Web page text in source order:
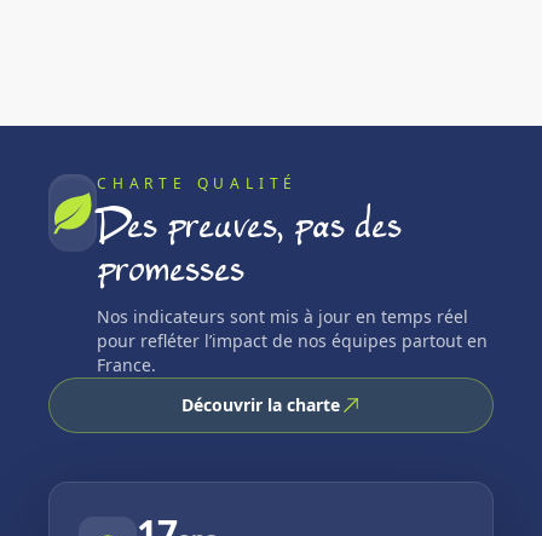
CHARTE QUALITÉ
Des preuves, pas des
promesses
Nos indicateurs sont mis à jour en temps réel
pour refléter l’impact de nos équipes partout en
France.
Découvrir la charte